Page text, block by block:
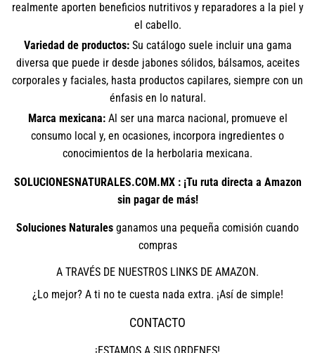
realmente aporten beneficios nutritivos y reparadores a la piel y
el cabello.
Variedad de productos:Su catálogo suele incluir una gama
diversa que puede ir desde jabones sólidos, bálsamos, aceites
corporales y faciales, hasta productos capilares, siempre con un
énfasis en lo natural.
Marca mexicana:Al ser una marca nacional, promueve el
consumo local y, en ocasiones, incorpora ingredientes o
conocimientos de la herbolaria mexicana.
SOLUCIONESNATURALES.COM.MX : ¡Tu ruta directa a Amazon
sin pagar de más!
Soluciones Naturales ganamos una pequeña comisión cuando
compras
A TRAVÉS DE NUESTROS LINKS DE AMAZON.
¿Lo mejor? A ti no te cuesta nada extra. ¡Así de simple!
CONTACTO